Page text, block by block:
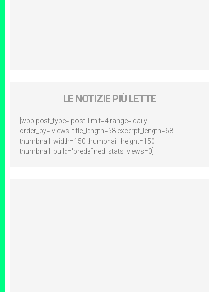
LE NOTIZIE PIÙ LETTE
[wpp post_type='post' limit=4 range='daily'
order_by='views' title_length=68 excerpt_length=68
thumbnail_width=150 thumbnail_height=150
thumbnail_build='predefined' stats_views=0]